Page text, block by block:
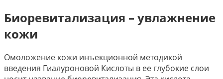
Биоревитализация – увлажнение
кожи
Омоложение кожи инъекционной методикой
введения Гиалуроновой Кислоты в ее глубокие слои